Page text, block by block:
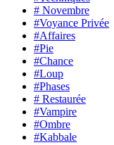
# Novembre
#Voyance Privée
#Affaires
#Pie
#Chance
#Loup
#Phases
# Restaurée
#Vampire
#Ombre
#Kabbale